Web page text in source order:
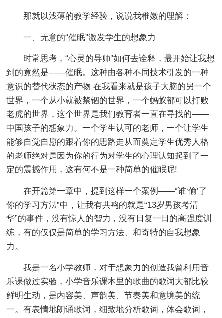
那就以浅薄的教学经验，说说我稚嫩的理解：
一、无意的“催眠”激发学生的想象力
时常思考，“心灵的导师”如何去诠释，最开始让我想
到的竟然是——催眠。这种由各种不同技术引发的一种
意识的替代状态的产物 在我看来就是孩子大脑的另一个
世界，一个从小就被禁锢的世界，一个蚂蚁都可以打败
老虎的世界，这个世界是我们教育者一直在寻找的——
中国孩子的想象力。一个学生认可的老师，一个让学生
能够自觉自愿的跟着你的思路走从而奠定学生优秀人格
的老师绝对是因为你的行为对学生的心理认知起到了一
定的震撼作用，这有何不是一种简单的催眠呢!
在开篇第一章中，提到这样一个案例——“谁‘偷’了
你的学习方法”中，让我有共鸣的就是“13岁男孩考清
华”的事件，没有惊人的智力，没有日复一日的高强度训
练，有的仅仅是简单的学习方法、和奇特的自我想象
力。
我是一名小学教师，对于想象力的创造我曾利用音
乐课做过实验，小学音乐课本里的歌曲的歌词大都比较
鲜明生动，是内容美、声韵美、节奏美和意境美的统
一。有表情地朗诵歌词，细致地分析歌词，体会歌词，